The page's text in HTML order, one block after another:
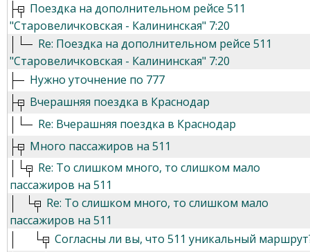
Поездка на дополнительном рейсе 511
"Старовеличковская - Калининская" 7:20
Re: Поездка на дополнительном рейсе 511
"Старовеличковская - Калининская" 7:20
Нужно уточнение по 777
Вчерашняя поездка в Краснодар
Re: Вчерашняя поездка в Краснодар
Много пассажиров на 511
Re: То слишком много, то слишком мало
пассажиров на 511
Re: То слишком много, то слишком мало
пассажиров на 511
Согласны ли вы, что 511 уникальный